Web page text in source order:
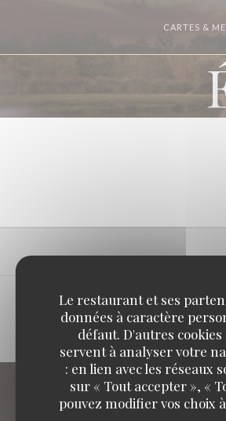
de cookies
Le restaurant et ses
données à caractère
défaut. D'autres
servent à analyser votre
: en lien avec les réseaux
sur « Tout accepter », «
pouvez modifier vos choix
CARTES &